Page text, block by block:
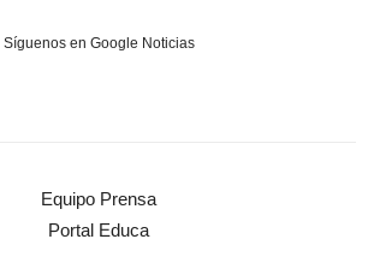
Síguenos en Google Noticias
Equipo Prensa
Portal Educa